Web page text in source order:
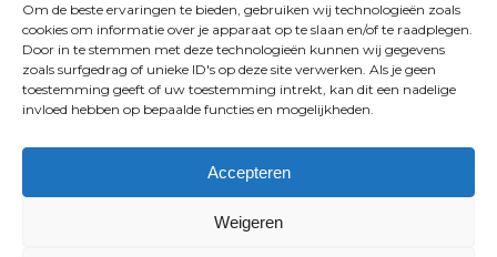
Om de beste ervaringen te bieden, gebruiken wij technologieën zoals
cookies om informatie over je apparaat op te slaan en/of te raadplegen.
Door in te stemmen met deze technologieën kunnen wij gegevens
zoals surfgedrag of unieke ID's op deze site verwerken. Als je geen
toestemming geeft of uw toestemming intrekt, kan dit een nadelige
invloed hebben op bepaalde functies en mogelijkheden.
Accepteren
Weigeren
Algemene voorwaarden
Appartementen
Kampeerreglement
Privacy verklaring
Cookiebeleid